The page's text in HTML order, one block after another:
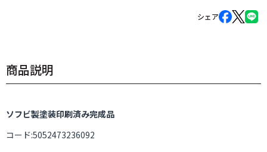
シェア
商品説明
ソフビ製塗装印刷済み完成品
コード:5052473236092